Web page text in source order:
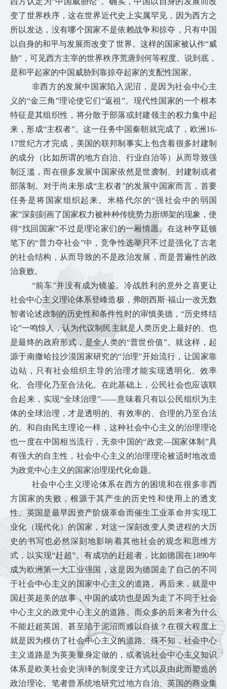
变了世界秩序，这在世界近代史上实属罕见，因为西方之
所以发达，没有哪个国家不是依赖战争和掠夺，只有中国
以自身的和平与发展而改变了世界。这样的国家被认作“威
胁”，可见西方主宰的世界秩序荒唐到何等程度。说到底，
是和平起家的中国威胁到靠掠夺起家的支配性国家。
非西方的发展中国家陷入泥沼，是因为社会中心主
义的“金三角”理论使它们“返祖”。现代性国家的一个根本
特征是其组织性，将分散于部落或封建领主的权力集中起
来，形成“主权者”。这一任务中国秦朝就完成了，欧洲16-
17世纪方才完成，美国的联邦制事实上包含着很多封建制
的成分（比如所谓的地方自治、行业自治等）从而导致强
制泛滥，而在很多发展中国家依然是世袭制、封建制或者
部落制。对于尚未形成“主权者”的发展中国家而言，首要
任务是将国家组织起来。米格代尔的“强社会中的弱国
家”深刻刻画了国家权力被种种传统势力所绑架的现象，使
得“找回国家”不过是理论家们的一厢情愿。在这种亨廷顿
笔下的“普力夺社会”中，竞争性选举只不过是强化了古老
的社会结构，从而导致的不是政治发展，而是普遍性的政
治衰败。
“前车”并没有成为镜鉴。冷战胜利的意外之喜更让
社会中心主义理论体系登峰造极，弗朗西斯·福山一改无数
智者论述政制的历史性和条件性时的审慎美德，“历史终结
论”一鸣惊人，认为代议制民主就是人类历史上最好的、也
是最终的政府形式，是全人类的“普世价值”。就这样，起
源于南撒哈拉沙漠国家研究的“治理”开始流行，让国家靠
边站，只有社会组织主导的治理才能实现透明化、效率
化、合理化乃至合法化。在此基础上，公民社会也应该联
合起来，实现“全球治理”——意味着只有以公民组织为主
体的全球治理，才是透明的、有效率的、合理的乃至合法
的。和自由民主理论一样，这种社会中心主义的治理理论
也一度在中国相当流行，无奈中国的“政党—国家体制”具
有强大的自主性，社会中心主义的治理理论被适时地改造
为政党中心主义的国家治理现代化命题。
社会中心主义理论体系在西方的困境和在很多非西
方国家的失败，根源于其产生的历史性和使用上的透支
性。英国是最早因资产阶级革命而催生工业革命并实现工
业化（现代化）的国家，对这一深刻改变人类进程的大历
史的书写也必然深刻地影响着其他社会的观念和思维方
式，以实现“赶超”。有成功的赶超者，比如德国在1890年
成为欧洲第一大工业强国，这是因为德国走了自己的不同
于社会中心主义的国家中心主义的道路。再后来，就是中
国赶英超美的故事，中国的成功也是因为走了不同于社会
中心主义的政党中心主义的道路。而众多的后来者为什么
不能赶超英国、甚至陷于泥沼而难以自拔？在很大程度上
就是因为模仿了社会中心主义的道路。殊不知，社会中心
主义道路是为英美量身定做的，或者说社会中心主义知识
体系是欧美社会史演绎的制度变迁方式以及由此而塑造的
政治理论。笔者曾系统地研究过地方自治、英国的商业集